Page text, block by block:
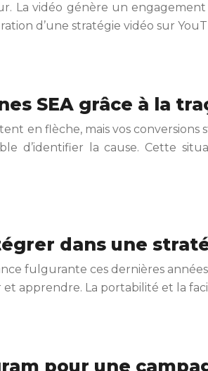
La vidéo génère un
d’une stratégie vidéo sur
SEA grâce à la
en flèche, mais vos
d’identifier la cause. Cette
dans une
fulgurante ces dernières
apprendre. La portabilité et la
pour une